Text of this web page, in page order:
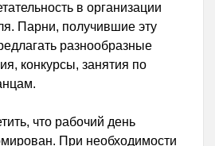
в организации
Парни, получившие эту
разнообразные
конкурсы, занятия по
что рабочий день
При необходимости